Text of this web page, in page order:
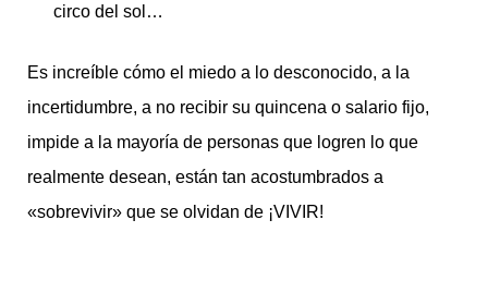
circo del sol…
Es increíble cómo el miedo a lo desconocido, a la
incertidumbre, a no recibir su quincena o salario fijo,
impide a la mayoría de personas que logren lo que
realmente desean, están tan acostumbrados a
«sobrevivir» que se olvidan de ¡VIVIR!